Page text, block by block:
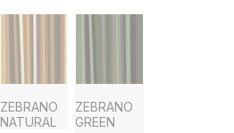
ZEBRANO
NATURAL
ZEBRANO
GREEN